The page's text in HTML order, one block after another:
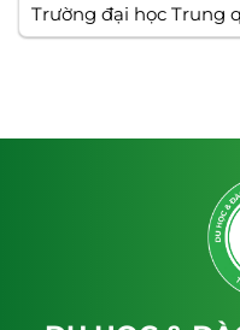
Trường đại học Trung